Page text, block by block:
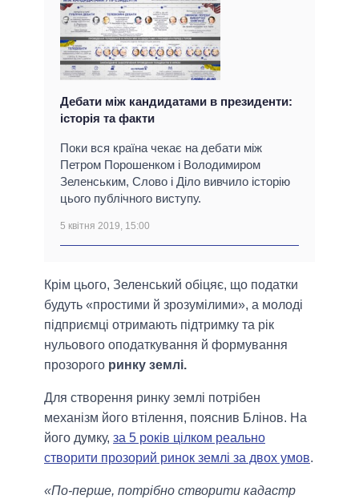
Дебати між кандидатами в президенти:
історія та факти
Поки вся країна чекає на дебати між
Петром Порошенком і Володимиром
Зеленським, Слово і Діло вивчило історію
цього публічного виступу.
5 квітня 2019, 15:00
Крім цього, Зеленський обіцяє, що податки
будуть «простими й зрозумілими», а молоді
підприємці отримають підтримку та рік
нульового оподаткування й формування
прозорого ринку землі.
Для створення ринку землі потрібен
механізм його втілення, пояснив Блінов. На
його думку, за 5 років цілком реально
створити прозорий ринок землі за двох умов.
«По-перше, потрібно створити кадастр